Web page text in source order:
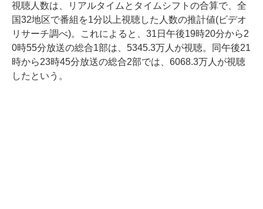
視聴人数は、リアルタイムとタイムシフトの合算で、全
国32地区で番組を1分以上視聴した人数の推計値(ビデオ
リサーチ調べ)。これによると、31日午後19時20分から2
0時55分放送の総合1部は、5345.3万人が視聴。同午後21
時から23時45分放送の総合2部では、6068.3万人が視聴
したという。